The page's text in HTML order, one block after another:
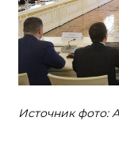
Источник фото: